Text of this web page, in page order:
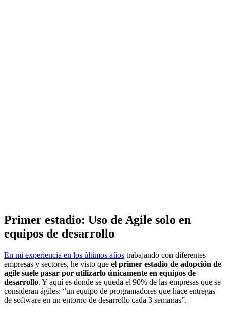
Primer estadio: Uso de Agile solo en
equipos de desarrollo
En mi experiencia en los últimos años trabajando con diferentes
empresas y sectores, he visto que el primer estadio de adopción de
agile suele pasar por utilizarlo únicamente en equipos de
desarrollo. Y aquí es donde se queda el 90% de las empresas que se
consideran ágiles: “un equipo de programadores que hace entregas
de software en un entorno de desarrollo cada 3 semanas”.